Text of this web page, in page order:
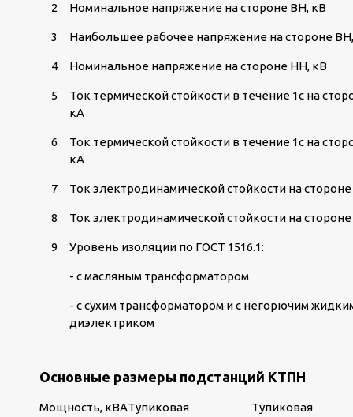
2 Номинальное напряжение на стороне ВН, кВ
3 Наибольшее рабочее напряжение на стороне
4 Номинальное напряжение на стороне НН, кВ
5
Ток термической стойкости в течение 1с на
кА
6
Ток термической стойкости в течение 1с на
кА
7 Ток электродинамической стойкости на
8 Ток электродинамической стойкости на
9 Уровень изоляции по ГОСТ 1516.1:
- с масляным трансформатором
- с сухим трансформатором и с негорючим
диэлектриком
Основные размеры подстанций КТПН
Мощность, кВАТупиковая Тупиковая